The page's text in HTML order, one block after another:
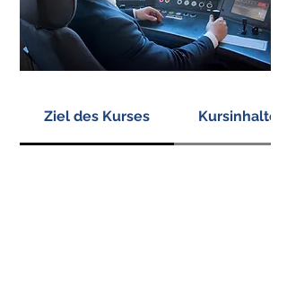
Ziel des Kurses Kursinhalte